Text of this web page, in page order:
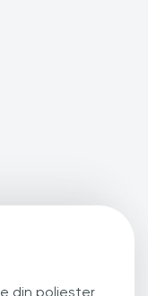
din poliester